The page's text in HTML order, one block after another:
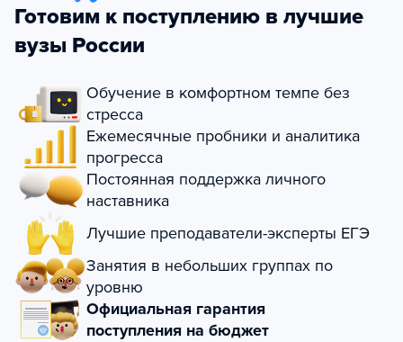
Готовим к поступлению в лучшие
вузы России
Обучение в комфортном темпе без
стресса
Ежемесячные пробники и аналитика
прогресса
Постоянная поддержка личного
наставника
Лучшие преподаватели-эксперты ЕГЭ
Занятия в небольших группах по
уровню
Официальная гарантия
поступления на бюджет